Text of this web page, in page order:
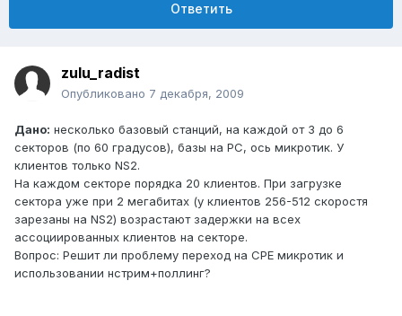
Ответить
zulu_radist
Опубликовано 7 декабря, 2009
Дано: несколько базовый станций, на каждой от 3 до 6
секторов (по 60 градусов), базы на РС, ось микротик. У
клиентов только NS2.
На каждом секторе порядка 20 клиентов. При загрузке
сектора уже при 2 мегабитах (у клиентов 256-512 скоростя
зарезаны на NS2) возрастают задержки на всех
ассоциированных клиентов на секторе.
Вопрос: Решит ли проблему переход на СРЕ микротик и
использовании нстрим+поллинг?